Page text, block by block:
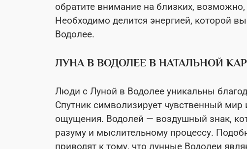
обратите внимание на близких,
Необходимо делится энергией, которой
Водолее.
ЛУНА В ВОДОЛЕЕ В НАТАЛЬНОЙ
Люди с Луной в Водолее уникальны
Спутник символизирует чувственный
ощущения. Водолей — воздушный знак,
разуму и мыслительному процессу.
приводят к тому, что лунные Водолеи